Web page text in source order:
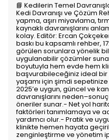
📘 Kedilerin Temel
Kedi Davranışı ve Çözüm
yapma, aşırı miyavlama,
kaynaklı davranışlarını
kolay. Editör: Ercan
baskı bu kapsamlı rehber,
görülen sorunlara yönelik
uygulanabilir çözümler
boyutuyla hem evde hem
başvurabileceğiniz ideal bir
yaşamı için şimdi
2025’e uygun, güncel ve
davranışlarını
öneriler sunar.- Net yol
faktörleri tanımlamaya ve
yardımcı olur.- Pratik ve
klinikte hemen hayata
zenginleştirme ve yönetim